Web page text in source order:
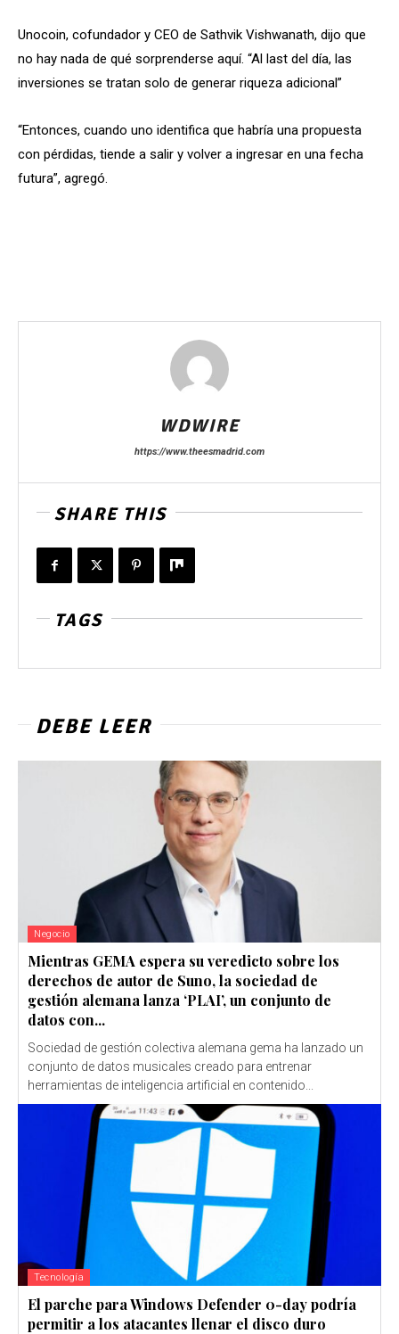
Unocoin, cofundador y CEO de Sathvik Vishwanath, dijo que
no hay nada de qué sorprenderse aquí. “Al last del día, las
inversiones se tratan solo de generar riqueza adicional”
“Entonces, cuando uno identifica que habría una propuesta
con pérdidas, tiende a salir y volver a ingresar en una fecha
futura”, agregó.
WDWIRE
https://www.theesmadrid.com
SHARE THIS
TAGS
DEBE LEER
Negocio
Mientras GEMA espera su veredicto sobre los
derechos de autor de Suno, la sociedad de
gestión alemana lanza ‘PLAI’, un conjunto de
datos con...
Sociedad de gestión colectiva alemana gema ha lanzado un
conjunto de datos musicales creado para entrenar
herramientas de inteligencia artificial en contenido...
Tecnología
El parche para Windows Defender 0-day podría
permitir a los atacantes llenar el disco duro